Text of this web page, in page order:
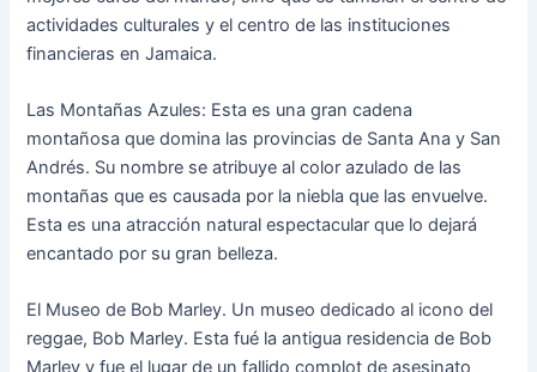
actividades culturales y el centro de las instituciones
financieras en Jamaica.
Las Montañas Azules: Esta es una gran cadena
montañosa que domina las provincias de Santa Ana y San
Andrés. Su nombre se atribuye al color azulado de las
montañas que es causada por la niebla que las envuelve.
Esta es una atracción natural espectacular que lo dejará
encantado por su gran belleza.
El Museo de Bob Marley. Un museo dedicado al icono del
reggae, Bob Marley. Esta fué la antigua residencia de Bob
Marley y fue el lugar de un fallido complot de asesinato